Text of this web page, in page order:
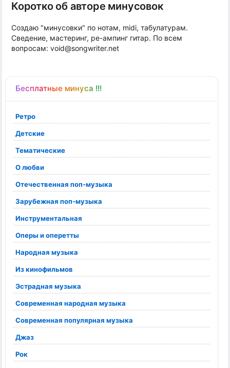
Бесплатные минуса !!!
Ретро
Детские
Тематические
О любви
Отечественная поп-музыка
Зарубежная поп-музыка
Инструментальная
Оперы и оперетты
Народная музыка
Из кинофильмов
Эстрадная музыка
Современная народная музыка
Современная популярная музыка
Джаз
Рок
Коротко об авторе минусовок
Создаю "минусовки" по нотам, midi, табулатурам.
Сведение, мастеринг, ре-ампинг гитар. По всем
вопросам: void@songwriter.net